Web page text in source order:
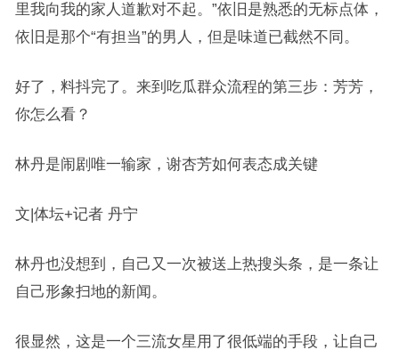
里我向我的家人道歉对不起。”依旧是熟悉的无标点体，
依旧是那个“有担当”的男人，但是味道已截然不同。
好了，料抖完了。来到吃瓜群众流程的第三步：芳芳，
你怎么看？
林丹是闹剧唯一输家，谢杏芳如何表态成关键
文|体坛+记者 丹宁
林丹也没想到，自己又一次被送上热搜头条，是一条让
自己形象扫地的新闻。
很显然，这是一个三流女星用了很低端的手段，让自己